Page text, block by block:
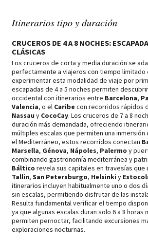
Itinerarios tipo y duración
CRUCEROS DE 4 A 8 NOCHES:
CLÁSICAS
Los cruceros de corta y media duración se
perfectamente a viajeros con tiempo limitado
experimentar esta modalidad de viaje por
escapadas de 4 a 5 noches permiten
occidental con itinerarios entre Barcelona,
Valencia, o el Caribe con recorridos rápidos
Nassau y CocoCay. Los cruceros de 7 a 8
duración más demandada, ofreciendo
múltiples escalas que permiten una inmersión
el Mediterráneo, estos recorridos conectan
Marsella, Génova, Nápoles, Palermo y
combinando gastronomía mediterránea y
Báltico revela sus capitales en travesías que
Tallin, San Petersburgo, Helsinki y
itinerarios incluyen habitualmente uno o dos
sin escalas, permitiendo disfrutar de las
Resulta fundamental verificar el tiempo
ya que algunas escalas duran solo 6 a 8 horas
permiten pernoctar, facilitando excursiones
exploraciones nocturnas.